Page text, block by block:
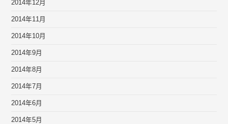
2014年12月
2014年11月
2014年10月
2014年9月
2014年8月
2014年7月
2014年6月
2014年5月